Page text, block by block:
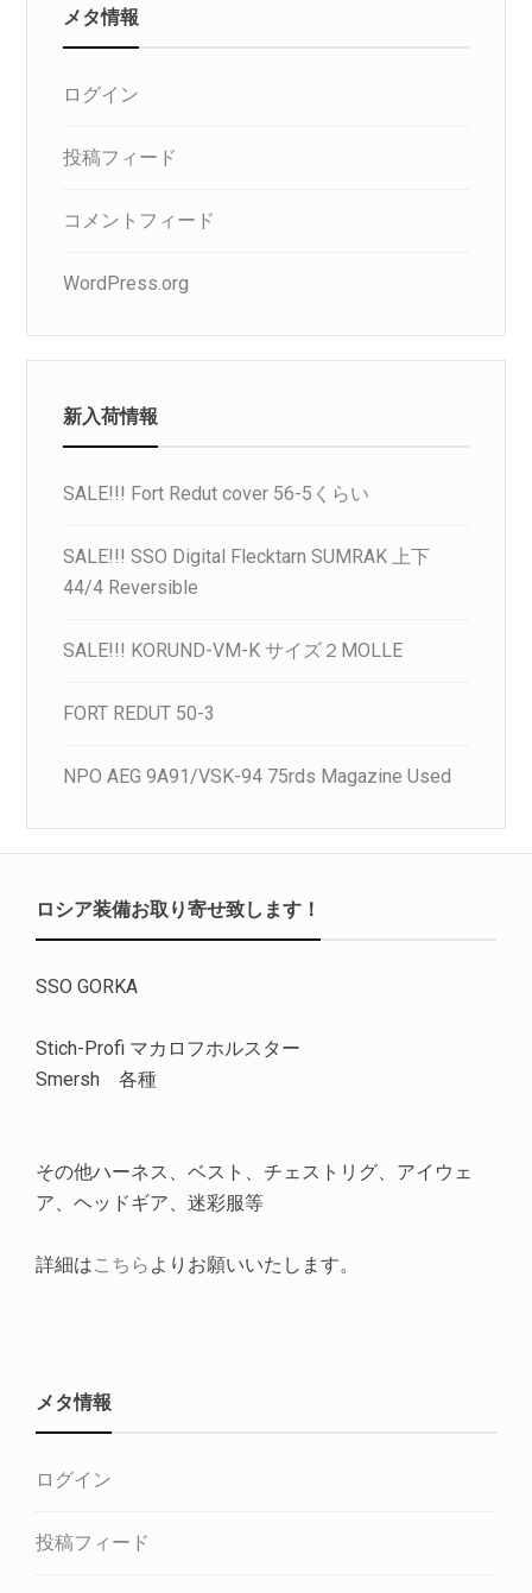
メタ情報
ログイン
投稿フィード
コメントフィード
WordPress.org
新入荷情報
SALE!!! Fort Redut cover 56-5くらい
SALE!!! SSO Digital Flecktarn SUMRAK 上下
44/4 Reversible
SALE!!! KORUND-VM-K サイズ２MOLLE
FORT REDUT 50-3
NPO AEG 9A91/VSK-94 75rds Magazine Used
ロシア装備お取り寄せ致します！
SSO GORKA
Stich-Profi マカロフホルスター
Smersh 各種
その他ハーネス、ベスト、チェストリグ、アイウェ
ア、ヘッドギア、迷彩服等
詳細はこちら よりお願いいたします。
メタ情報
ログイン
投稿フィード